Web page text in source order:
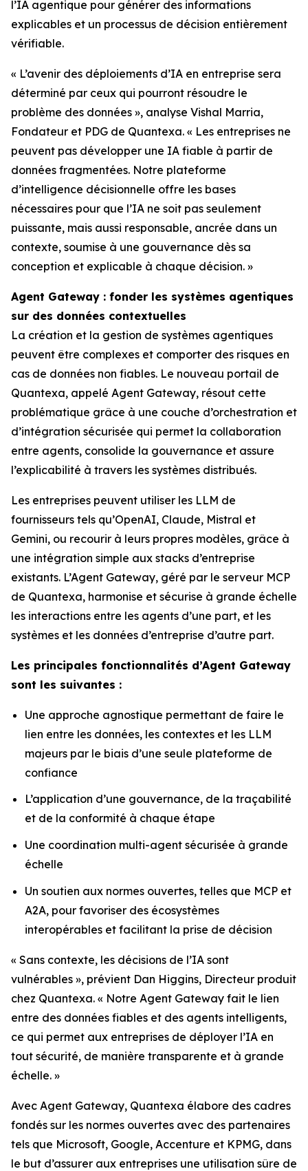
l’IA agentique pour générer des informations
explicables et un processus de décision entièrement
vérifiable.
« L’avenir des déploiements d’IA en entreprise sera
déterminé par ceux qui pourront résoudre le
problème des données », analyse Vishal Marria,
Fondateur et PDG de Quantexa. « Les entreprises ne
peuvent pas développer une IA fiable à partir de
données fragmentées. Notre plateforme
d’intelligence décisionnelle offre les bases
nécessaires pour que l’IA ne soit pas seulement
puissante, mais aussi responsable, ancrée dans un
contexte, soumise à une gouvernance dès sa
conception et explicable à chaque décision. »
Agent Gateway : fonder les systèmes agentiques
sur des données contextuelles
La création et la gestion de systèmes agentiques
peuvent être complexes et comporter des risques en
cas de données non fiables. Le nouveau portail de
Quantexa, appelé Agent Gateway, résout cette
problématique grâce à une couche d’orchestration et
d’intégration sécurisée qui permet la collaboration
entre agents, consolide la gouvernance et assure
l’explicabilité à travers les systèmes distribués.
Les entreprises peuvent utiliser les LLM de
fournisseurs tels qu’OpenAI, Claude, Mistral et
Gemini, ou recourir à leurs propres modèles, grâce à
une intégration simple aux stacks d’entreprise
existants. L’Agent Gateway, géré par le serveur MCP
de Quantexa, harmonise et sécurise à grande échelle
les interactions entre les agents d’une part, et les
systèmes et les données d’entreprise d’autre part.
Les principales fonctionnalités d’Agent Gateway
sont les suivantes :
Une approche agnostique permettant de faire le
lien entre les données, les contextes et les LLM
majeurs par le biais d’une seule plateforme de
confiance
L’application d’une gouvernance, de la traçabilité
et de la conformité à chaque étape
Une coordination multi-agent sécurisée à grande
échelle
Un soutien aux normes ouvertes, telles que MCP et
A2A, pour favoriser des écosystèmes
interopérables et facilitant la prise de décision
« Sans contexte, les décisions de l’IA sont
vulnérables », prévient Dan Higgins, Directeur produit
chez Quantexa. « Notre Agent Gateway fait le lien
entre des données fiables et des agents intelligents,
ce qui permet aux entreprises de déployer l’IA en
tout sécurité, de manière transparente et à grande
échelle. »
Avec Agent Gateway, Quantexa élabore des cadres
fondés sur les normes ouvertes avec des partenaires
tels que Microsoft, Google, Accenture et KPMG, dans
le but d’assurer aux entreprises une utilisation sûre de